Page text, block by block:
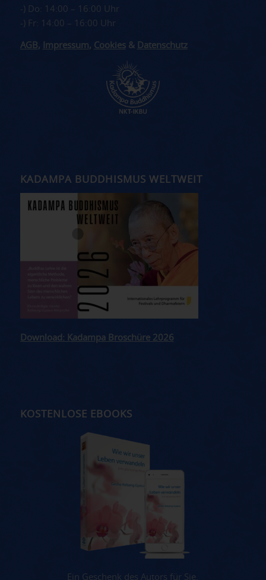
-) Do: 14:00 – 16:00 Uhr
-) Fr: 14:00 – 16:00 Uhr
AGB , Impressum, Cookies& Datenschutz
KADAMPA BUDDHISMUS WELTWEIT
Download: Kadampa Broschüre 2026
KOSTENLOSE EBOOKS
Ein Geschenk des Autors für Sie.